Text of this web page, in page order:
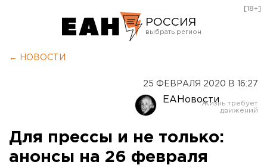
РОССИЯ
Оренбург
[18+]
← НОВОСТИ
25 ФЕВРАЛЯ 2020 В 16:27
ЕАНовости
Для прессы и не только:
анонсы на 26 февраля